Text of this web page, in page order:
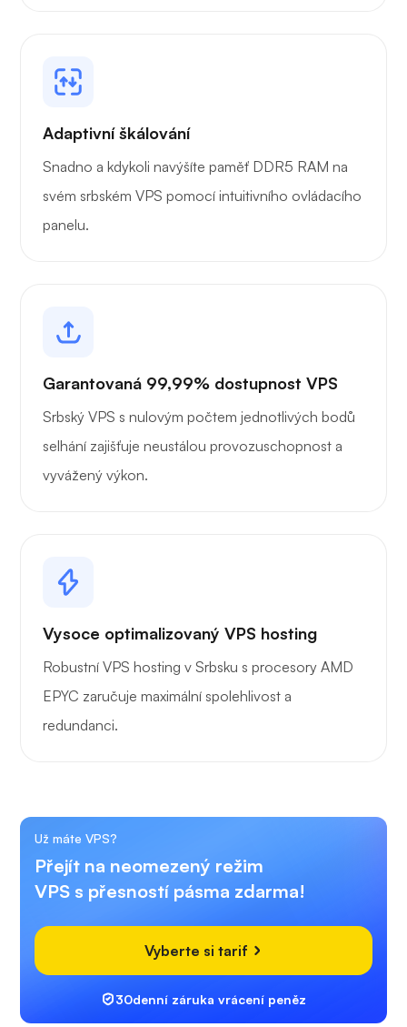
Adaptivní škálování
Snadno a kdykoli navýšíte paměť DDR5 RAM na
svém srbském VPS pomocí intuitivního ovládacího
panelu.
Garantovaná 99,99% dostupnost VPS
Srbský VPS s nulovým počtem jednotlivých bodů
selhání zajišťuje neustálou provozuschopnost a
vyvážený výkon.
Vysoce optimalizovaný VPS hosting
Robustní VPS hosting v Srbsku s procesory AMD
EPYC zaručuje maximální spolehlivost a
redundanci.
Už máte VPS?
Přejít na neomezený režim
VPS s přesností pásma zdarma!
Vyberte si tarif
30denní záruka vrácení peněz